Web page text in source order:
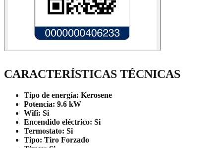
CARACTERÍSTICAS TÉCNICAS
Tipo de energía: Kerosene
Potencia: 9.6 kW
Wifi: Si
Encendido eléctrico: Si
Termostato: Si
Tipo: Tiro Forzado